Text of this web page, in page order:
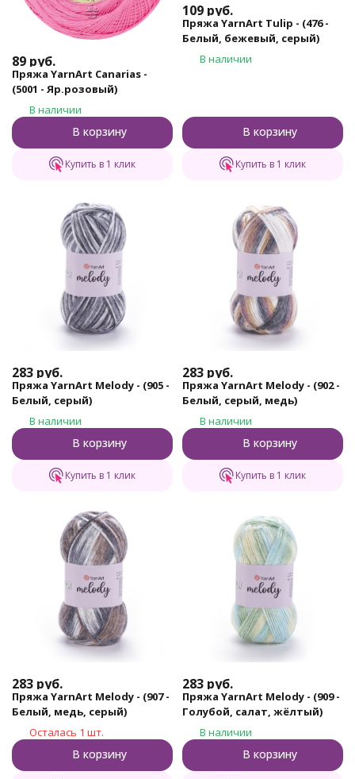
89 руб.
Пряжа YarnArt Canarias -
(5001 - Яр.розовый)
В наличии
В корзину
Купить в 1 клик
109 руб.
Пряжа YarnArt Tulip - (476 -
Белый, бежевый, серый)
В наличии
В корзину
Купить в 1 клик
283 руб.
Пряжа YarnArt Melody - (905 -
Белый, серый)
В наличии
В корзину
Купить в 1 клик
283 руб.
Пряжа YarnArt Melody - (902 -
Белый, серый, медь)
В наличии
В корзину
Купить в 1 клик
283 руб.
Пряжа YarnArt Melody - (907 -
Белый, медь, серый)
Осталась 1 шт.
В корзину
283 руб.
Пряжа YarnArt Melody - (909 -
Голубой, салат, жёлтый)
В наличии
В корзину